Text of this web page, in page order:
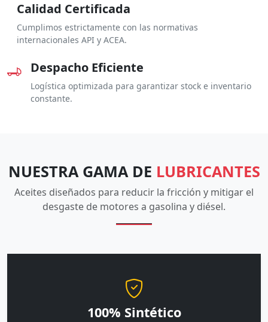
Calidad Certificada
Cumplimos estrictamente con las normativas
internacionales API y ACEA.
Despacho Eficiente
Logística optimizada para garantizar stock e inventario
constante.
NUESTRA GAMA DE LUBRICANTES
Aceites diseñados para reducir la fricción y mitigar el
desgaste de motores a gasolina y diésel.
100% Sintético